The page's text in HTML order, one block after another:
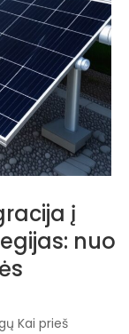
į
nuo
Kai prieš